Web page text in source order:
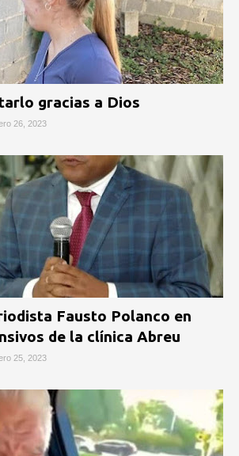
gracias a Dios
26, 2023
Fausto Polanco en
de la clínica Abreu
25, 2023